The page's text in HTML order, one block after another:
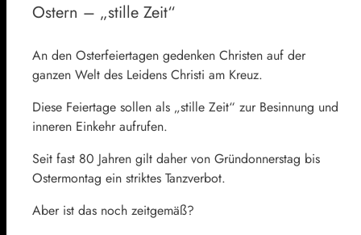
Ostern – „stille Zeit“
An den Osterfeiertagen gedenken Christen auf der
ganzen Welt des Leidens Christi am Kreuz.
Diese Feiertage sollen als „stille Zeit“ zur Besinnung und
inneren Einkehr aufrufen.
Seit fast 80 Jahren gilt daher von Gründonnerstag bis
Ostermontag ein striktes Tanzverbot.
Aber ist das noch zeitgemäß?